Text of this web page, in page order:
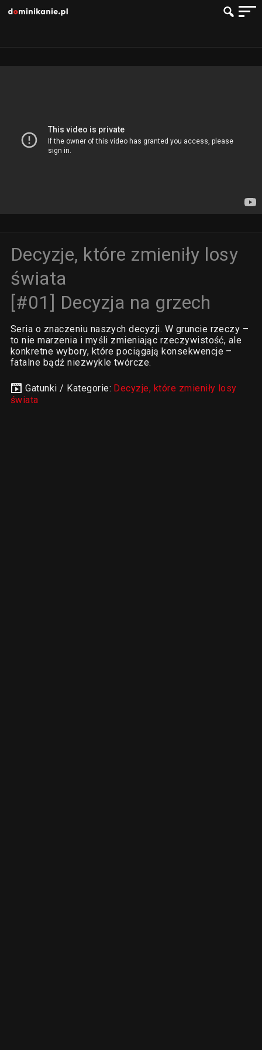
Decyzje, które zmieniły losy
świata
[#01] Decyzja na grzech
Seria o znaczeniu naszych decyzji. W gruncie rzeczy –
to nie marzenia i myśli zmieniając rzeczywistość, ale
konkretne wybory, które pociągają konsekwencje –
fatalne bądź niezwykle twórcze.
Gatunki / Kategorie: Decyzje, które zmieniły losy
świata